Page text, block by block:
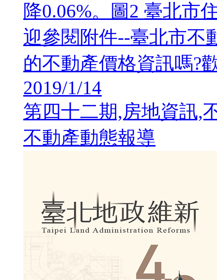
降0.06%。圖2 臺北市
迎參閱附件--臺北市不
的不動產價格資訊嗎?
2019/1/14
第四十二期,房地資訊,
不動產動態報導